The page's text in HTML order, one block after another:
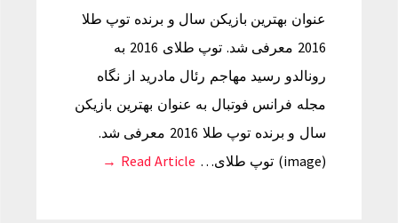
عنوان بهترین بازیکن سال و برنده توپ طلا
2016 معرفی شد. توپ طلای 2016 به
رونالدو رسید مهاجم رئال مادرید از نگاه
مجله فرانس فوتبال به عنوان بهترین بازیکن
سال و برنده توپ طلا 2016 معرفی شد.
(image) توپ طلای…
Read Article →